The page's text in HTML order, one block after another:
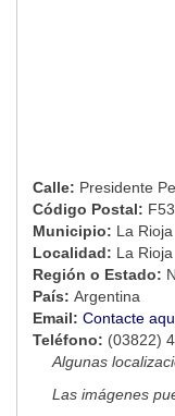
Calle: Presidente
Código Postal:
Municipio: La Rioja
Localidad: La Rioja
Región o Estado:
País: Argentina
Email: Contacte
Teléfono: (03822)
Algunas
Las imágenes